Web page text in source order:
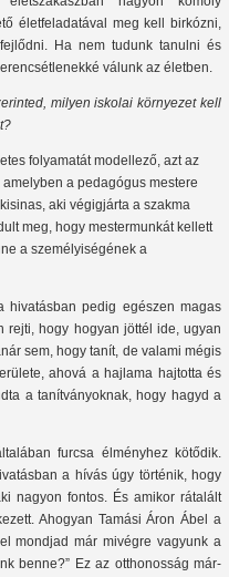
életfeladatával meg kell birkózni,
Ha nem tudunk tanulni és
válunk az életben.
milyen iskolai környezet kell
folyamatát modellező, azt az
a pedagógus mestere
aki végigjárta a szakma
meg, hogy mestermunkát kellett
a személyiségének a
hivatásban pedig egészen magas
rejti, hogy hogyan jöttél ide, ugyan
sem, hogy tanít, de valami mégis
ahová a hajlama hajtotta és
a tanítványoknak, hogy hagyd a
furcsa élményhez kötődik.
a hívás úgy történik, hogy
nagyon fontos. És amikor rátalált
Ahogyan Tamási Áron Ábel a
mondjad már mivégre vagyunk a
benne?” Ez az otthonosság már-